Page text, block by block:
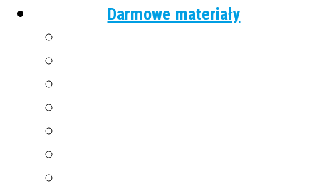
Darmowe materiały